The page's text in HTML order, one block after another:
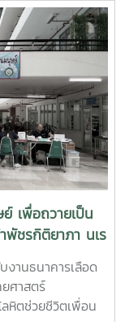
สมาคมอุดมศึกษา
รั้งนี้มุ่งเน้นการ
ลนิสิตนักศึกษา
เรียนรู้แนวโน้ม
ประเมินสุขภาพจิต
21, PHQ-9 และ
ารฟังอย่างตั้งรับ
และการ
Aid: PFA)
ารส่งต่อกรณี
รแพทย์ ตลอดจน
องของการอบรม
ยาลัย เช่น ภาวะ
มรุนแรง และการก
การออกแบบ
ใจ (Resilience)
เพื่อถวายเป็น
พัชรกิติยาภา นเร
ร มหาวัชรราช
นธนาคารเลือด
ศาสตร์
หิตช่วยชีวิตเพื่อน